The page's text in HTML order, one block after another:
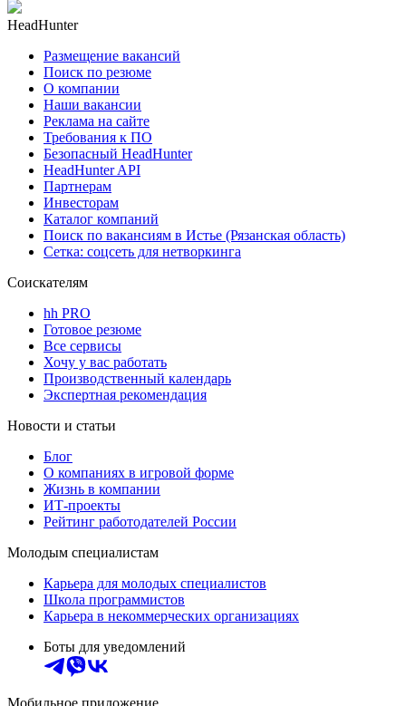
HeadHunter
Размещение вакансий
Поиск по резюме
О компании
Наши вакансии
Реклама на сайте
Требования к ПО
Безопасный HeadHunter
HeadHunter API
Партнерам
Инвесторам
Каталог компаний
Поиск по вакансиям в Истье (Рязанская область)
Сетка: соцсеть для нетворкинга
Соискателям
hh PRO
Готовое резюме
Все сервисы
Хочу у вас работать
Производственный календарь
Экспертная рекомендация
Новости и статьи
Блог
О компаниях в игровой форме
Жизнь в компании
ИТ-проекты
Рейтинг работодателей России
Молодым специалистам
Карьера для молодых специалистов
Школа программистов
Карьера в некоммерческих организациях
Боты для уведомлений
Мобильное приложение